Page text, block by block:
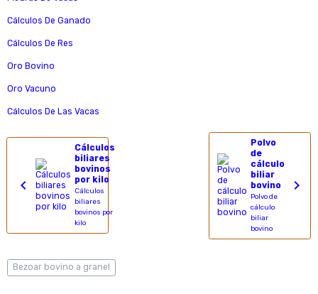
Cálculos De Ganado
Cálculos De Res
Oro Bovino
Oro Vacuno
Cálculos De Las Vacas
Cálculos
biliares
bovinos
por kilo
Cálculos
biliares
bovinos por
kilo
Polvo
de
cálculo
biliar
bovino
Polvo de
cálculo
biliar
bovino
Bezoar bovino a granel